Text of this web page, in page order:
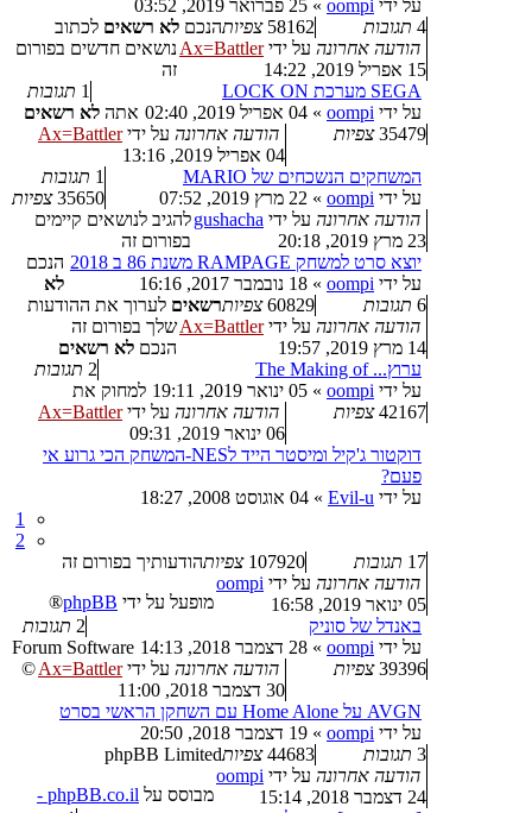
על ידי oompi
» 25 פברואר 2019, 03:52
4 תגובות 58162 צפיות
הודעה אחרונה על ידיAx=Battler
15 אפריל 2019, 14:22
SEGA מערכת LOCK ON
על ידי oompi
» 04 אפריל 2019, 02:40
1 תגובות
35479 צפיות הודעה אחרונה על ידיAx=Battler
04 אפריל 2019, 13:16
המשחקים הנשכחים של MARIO
על ידי oompi
» 22 מרץ 2019, 07:52
1 תגובות
35650 צפיות
הודעה אחרונה על ידי gushacha
23 מרץ 2019, 20:18
יוצא סרט למשחק RAMPAGE משנת 86 ב 2018
על ידי oompi
» 18 נובמבר 2017, 16:16
6 תגובות 60829 צפיות
הודעה אחרונה על ידיAx=Battler
14 מרץ 2019, 19:57
ערוץ... The Making of
על ידי oompi
» 05 ינואר 2019, 19:11
2 תגובות
42167 צפיות הודעה אחרונה על ידיAx=Battler
06 ינואר 2019, 09:31
דוקטור ג'קיל ומיסטר הייד לNES-המשחק הכי גרוע אי
פעם?
על ידי Evil-u
» 04 אוגוסט 2008, 18:27
1
2
17 תגובות 107920 צפיות
הודעה אחרונה על ידי oompi
05 ינואר 2019, 16:58
באנדל של סוניק
על ידי oompi
» 28 דצמבר 2018, 14:13
2 תגובות
39396 צפיות הודעה אחרונה על ידיAx=Battler
30 דצמבר 2018, 11:00
AVGN על Home Alone עם השחקן הראשי בסרט
על ידי oompi
» 19 דצמבר 2018, 20:50
3 תגובות 44683 צפיות
הודעה אחרונה על ידי oompi
24 דצמבר 2018, 15:14
הנכם לא רשאים לכתוב
נושאים חדשים בפורום
זה
אתה לא רשאים
להגיב לנושאים קיימים
בפורום זה
הנכם
לא
רשאים לערוך את ההודעות
שלך בפורום זה
הנכם לא רשאים
למחוק את
הודעותיך בפורום זה
מופעל על ידי phpBB
®
Forum Software
©
phpBB Limited
מבוסס על
phpBB.co.il -